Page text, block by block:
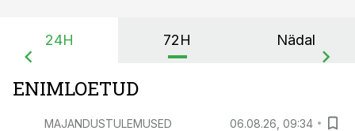
24H 72H Nädal
ENIMLOETUD
MAJANDUSTULEMUSED 06.08.26, 09:34